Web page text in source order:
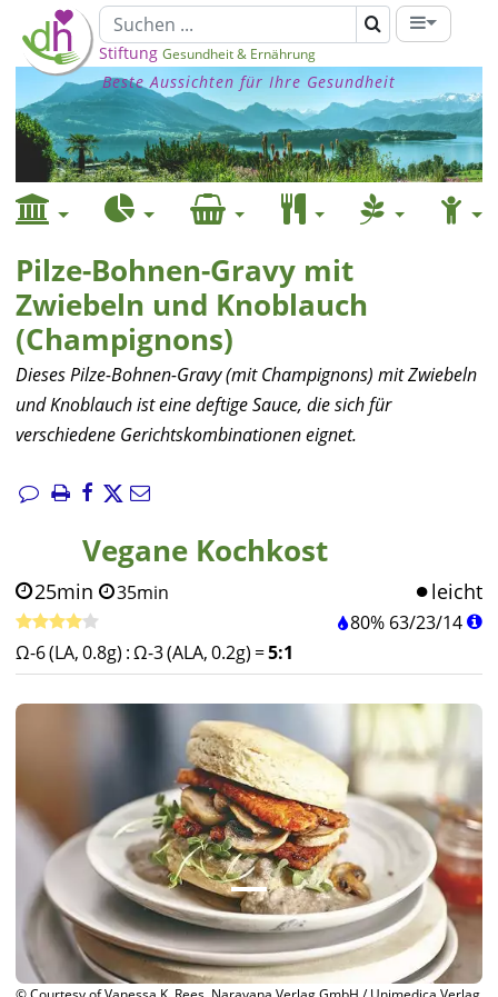
Stiftung Gesundheit & Ernährung
Beste Aussichten für Ihre Gesundheit
Pilze-Bohnen-Gravy mit
Zwiebeln und Knoblauch
(Champignons)
Dieses Pilze-Bohnen-Gravy (mit Champignons) mit Zwiebeln
und Knoblauch ist eine deftige Sauce, die sich für
verschiedene Gerichtskombinationen eignet.
Vegane Kochkost
25min 35min leicht
80% 63/23/14
Ω-6 (LA, 0.8g) :Ω-3 (ALA, 0.2g) =5:1